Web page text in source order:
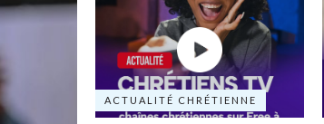
ACTUALITÉ CHRÉTIENNE